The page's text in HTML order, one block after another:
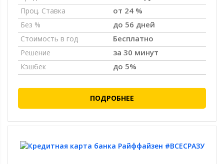
Проц. Ставка от 24 %
Без % до 56 дней
Стоимость в год Бесплатно
Решение за 30 минут
Кэшбек до 5%
ПОДРОБНЕЕ